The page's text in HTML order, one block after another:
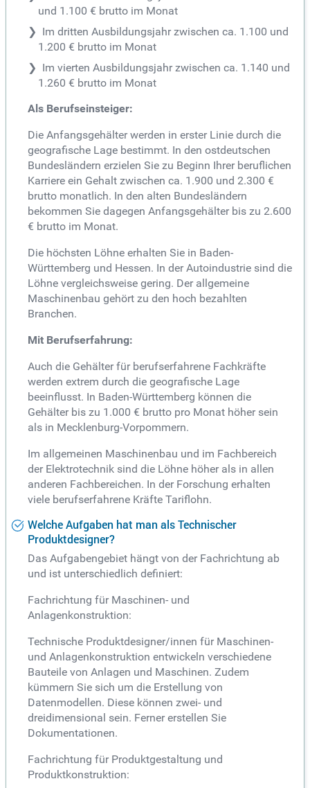
und 1.100 € brutto im Monat
Im dritten Ausbildungsjahr zwischen ca. 1.100 und
1.200 € brutto im Monat
Im vierten Ausbildungsjahr zwischen ca. 1.140 und
1.260 € brutto im Monat
Als Berufseinsteiger:
Die Anfangsgehälter werden in erster Linie durch die
geografische Lage bestimmt. In den ostdeutschen
Bundesländern erzielen Sie zu Beginn Ihrer beruflichen
Karriere ein Gehalt zwischen ca. 1.900 und 2.300 €
brutto monatlich. In den alten Bundesländern
bekommen Sie dagegen Anfangsgehälter bis zu 2.600
€ brutto im Monat.
Die höchsten Löhne erhalten Sie in Baden-
Württemberg und Hessen. In der Autoindustrie sind die
Löhne vergleichsweise gering. Der allgemeine
Maschinenbau gehört zu den hoch bezahlten
Branchen.
Mit Berufserfahrung:
Auch die Gehälter für berufserfahrene Fachkräfte
werden extrem durch die geografische Lage
beeinflusst. In Baden-Württemberg können die
Gehälter bis zu 1.000 € brutto pro Monat höher sein
als in Mecklenburg-Vorpommern.
Im allgemeinen Maschinenbau und im Fachbereich
der Elektrotechnik sind die Löhne höher als in allen
anderen Fachbereichen. In der Forschung erhalten
viele berufserfahrene Kräfte Tariflohn.
Welche Aufgaben hat man als Technischer
Produktdesigner?
Das Aufgabengebiet hängt von der Fachrichtung ab
und ist unterschiedlich definiert:
Fachrichtung für Maschinen- und
Anlagenkonstruktion:
Technische Produktdesigner/innen für Maschinen-
und Anlagenkonstruktion entwickeln verschiedene
Bauteile von Anlagen und Maschinen. Zudem
kümmern Sie sich um die Erstellung von
Datenmodellen. Diese können zwei- und
dreidimensional sein. Ferner erstellen Sie
Dokumentationen.
Fachrichtung für Produktgestaltung und
Produktkonstruktion: